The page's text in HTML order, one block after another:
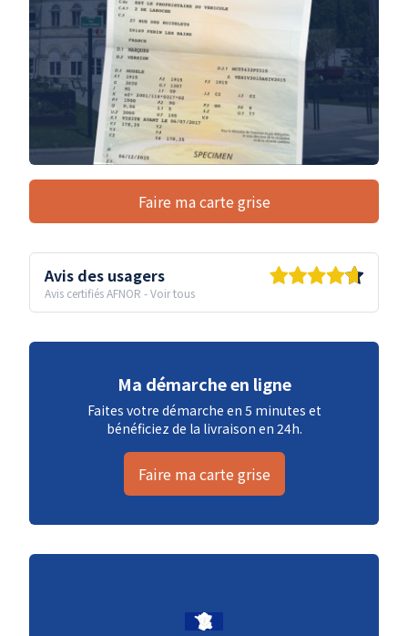
Faire ma carte grise
Avis des usagers
Avis certifiés AFNOR -Voir tous
Ma démarche en ligne
Faites votre démarche en 5 minutes et
bénéficiez de la livraison en 24h.
Faire ma carte grise